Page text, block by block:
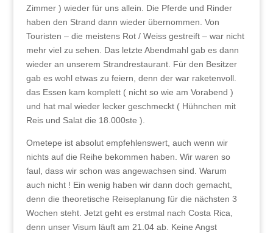
Zimmer ) wieder für uns allein. Die Pferde und Rinder
haben den Strand dann wieder übernommen. Von
Touristen – die meistens Rot / Weiss gestreift – war nicht
mehr viel zu sehen. Das letzte Abendmahl gab es dann
wieder an unserem Strandrestaurant. Für den Besitzer
gab es wohl etwas zu feiern, denn der war raketenvoll.
das Essen kam komplett ( nicht so wie am Vorabend )
und hat mal wieder lecker geschmeckt ( Hühnchen mit
Reis und Salat die 18.000ste ).
Ometepe ist absolut empfehlenswert, auch wenn wir
nichts auf die Reihe bekommen haben. Wir waren so
faul, dass wir schon was angewachsen sind. Warum
auch nicht ! Ein wenig haben wir dann doch gemacht,
denn die theoretische Reiseplanung für die nächsten 3
Wochen steht. Jetzt geht es erstmal nach Costa Rica,
denn unser Visum läuft am 21.04 ab. Keine Angst